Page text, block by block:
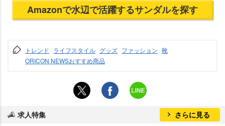
Amazonで水辺で活躍するサンダルを探す
トレンド ライフスタイル グッズ ファッション 靴
ORICON NEWSおすすめ商品
求人特集 さらに見る